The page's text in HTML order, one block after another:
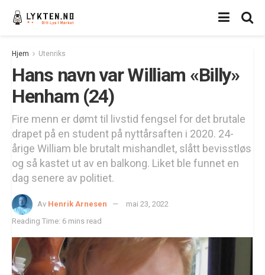
Hjem Utenriks
Hans navn var William «Billy»
Henham (24)
Fire menn er dømt til livstid fengsel for det brutale
drapet på en student på nyttårsaften i 2020. 24-
årige William ble brutalt mishandlet, slått bevisstløs
og så kastet ut av en balkong. Liket ble funnet en
dag senere av politiet.
Av Henrik Arnesen
mai 23, 2022
Reading Time: 6 mins read